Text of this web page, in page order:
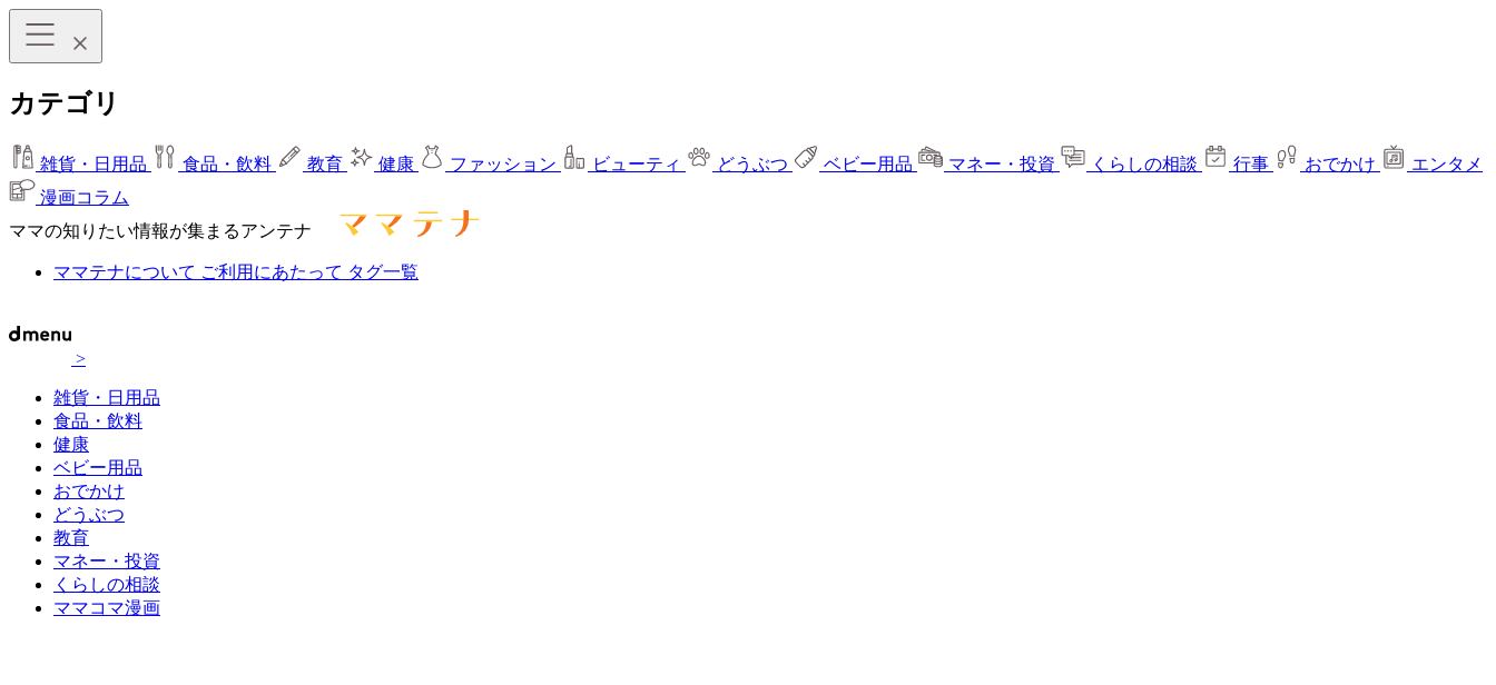
カテゴリ
雑貨・日用品 食品・飲料 教育 健康 ファッション ビューティ どうぶつ ベビー用品 マネー・投資 くらしの相談 行事 おでかけ
エンタメ
漫画コラム
ママの知りたい情報が集まるアンテナ
ママテナについて ご利用にあたって タグ一覧
>
雑貨・日用品
食品・飲料
健康
ベビー用品
おでかけ
どうぶつ
教育
マネー・投資
くらしの相談
ママコマ漫画